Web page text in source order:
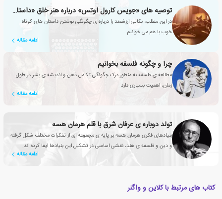
توصیه های «جویس کارول اوتس» درباره هنر خلق «داستان کوتاه»
در این مطلب، نکاتی ارزشمند را درباره ی چگونگی نوشتن داستان های کوتاه
خوب با هم می خوانیم
ادامه مقاله
چرا و چگونه فلسفه بخوانیم
مطالعه ی فلسفه به منظور درک چگونگی تکامل ذهن و اندیشه ی بشر در طول
زمان، اهمیت بسیاری دارد
ادامه مقاله
تولد دوباره ی عرفان شرق با قلم هرمان هسه
بنیادهای فکری هرمان هسه بر پایه ی مجموعه ای از تفکرات مختلف شکل گرفته
و دین و فلسفه ی هند، نقشی اساسی در تشکیل این بنیادها ایفا کرده اند.
ادامه مقاله
کتاب های مرتبط با کلاین و واگنر